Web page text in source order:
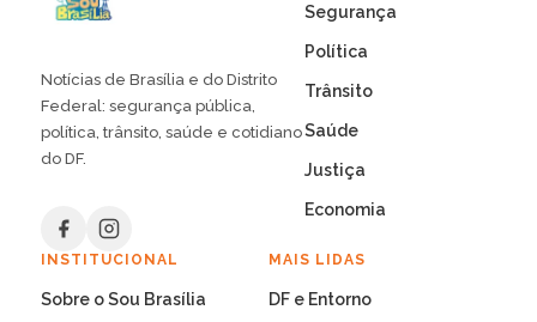
Notícias de Brasília e do Distrito
Federal: segurança pública,
política, trânsito, saúde e cotidiano
do DF.
Segurança
Política
Trânsito
Saúde
Justiça
Economia
INSTITUCIONAL
Sobre o Sou Brasília
MAIS LIDAS
DF e Entorno